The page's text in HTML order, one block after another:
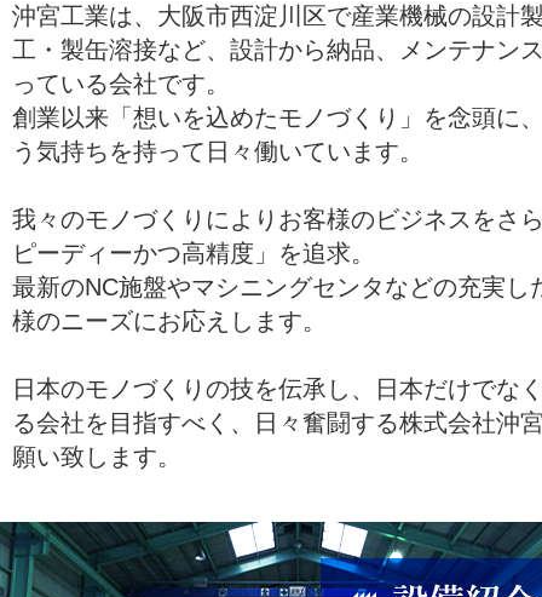
沖宮工業は、大阪市西淀川区で産業機械の設計
工・製缶溶接など、設計から納品、メンテナン
っている会社です。
創業以来「想いを込めたモノづくり」を念頭に
う気持ちを持って日々働いています。
我々のモノづくりによりお客様のビジネスをさ
ピーディーかつ高精度」を追求。
最新のNC施盤やマシニングセンタなどの充実し
様のニーズにお応えします。
日本のモノづくりの技を伝承し、日本だけでな
る会社を目指すべく、日々奮闘する株式会社沖
願い致します。